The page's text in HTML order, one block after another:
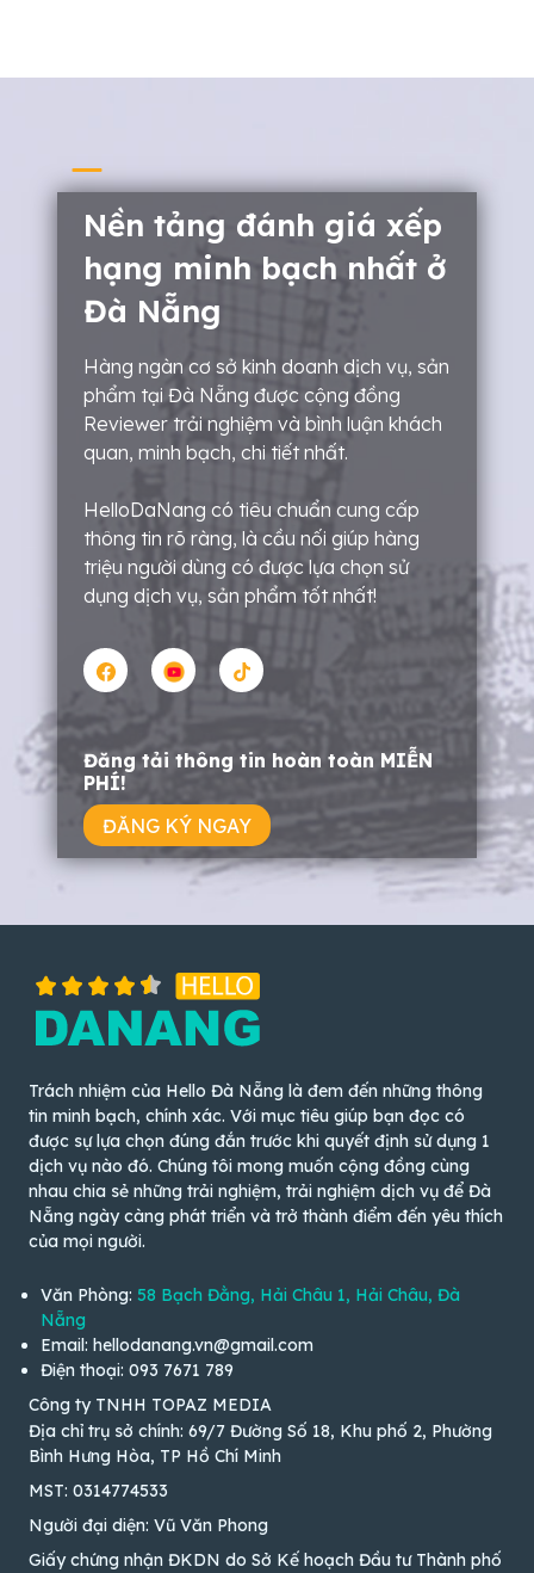
Nền tảng đánh giá xếp
hạng minh bạch nhất ở
Đà Nẵng
Hàng ngàn cơ sở kinh doanh dịch vụ, sản
phẩm tại Đà Nẵng được cộng đồng
Reviewer trải nghiệm và bình luận khách
quan, minh bạch, chi tiết nhất.
HelloDaNang có tiêu chuẩn cung cấp
thông tin rõ ràng, là cầu nối giúp hàng
triệu người dùng có được lựa chọn sử
dụng dịch vụ, sản phẩm tốt nhất!
Đăng tải thông tin hoàn toàn MIỄN
PHÍ!
ĐĂNG KÝ NGAY
Trách nhiệm của Hello Đà Nẵng là đem đến những thông
tin minh bạch, chính xác. Với mục tiêu giúp bạn đọc có
được sự lựa chọn đúng đắn trước khi quyết định sử dụng 1
dịch vụ nào đó. Chúng tôi mong muốn cộng đồng cùng
nhau chia sẻ những trải nghiệm, trải nghiệm dịch vụ để Đà
Nẵng ngày càng phát triển và trở thành điểm đến yêu thích
của mọi người.
Văn Phòng: 58 Bạch Đằng, Hải Châu 1, Hải Châu, Đà
Nẵng
Email: hellodanang.vn@gmail.com
Điện thoại: 093 7671 789
Công ty TNHH TOPAZ MEDIA
Địa chỉ trụ sở chính: 69/7 Đường Số 18, Khu phố 2, Phường
Bình Hưng Hòa, TP Hồ Chí Minh
MST: 0314774533
Người đại diện: Vũ Văn Phong
Giấy chứng nhận ĐKDN do Sở Kế hoạch Đầu tư Thành phố